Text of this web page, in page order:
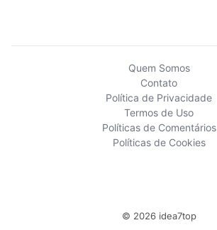
Quem Somos
Contato
Política de Privacidade
Termos de Uso
Políticas de Comentários
Políticas de Cookies
© 2026 idea7top